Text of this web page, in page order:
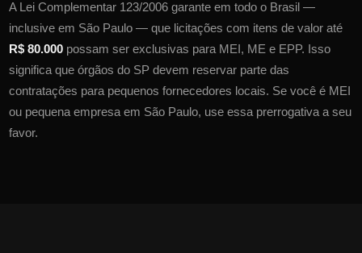
A Lei Complementar 123/2006 garante em todo o Brasil —
inclusive em São Paulo — que licitações com itens de valor até
R$ 80.000 possam ser exclusivas para MEI, ME e EPP. Isso
significa que órgãos do SP devem reservar parte das
contratações para pequenos fornecedores locais. Se você é MEI
ou pequena empresa em São Paulo, use essa prerrogativa a seu
favor.